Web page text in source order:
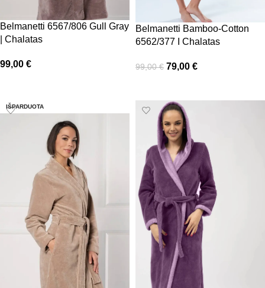
Belmanetti 6567/806 Gull Gray
| Chalatas
99,00 €
Belmanetti Bamboo-Cotton
6562/377 I Chalatas
99,00€ 79,00 €
IŠPARDUOTA